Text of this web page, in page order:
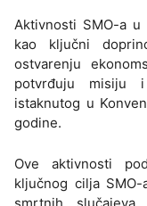
Aktivnosti SMO-a
kao ključni
ostvarenju
potvrđuju misiju
istaknutog u
godine.
Ove aktivnosti
ključnog cilja
smrtnih